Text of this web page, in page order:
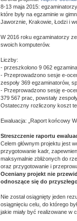
8-13 maja 2015:
które były na egzaminie w
Jaworznie, Krakowie, Łodzi i
W 2016 roku egzaminatorzy
swoich komputerów.
Liczby:
- przeszkolono 9 062
- Przeprowadzono sesje e-
zespoły 369 egzaminatorów,
- Przeprowadzono sesję e-
379 567 prac, powstały
Ostateczny rozliczony koszt
Ewaluacja: „Raport końcowy
Streszczenie raportu
Celem głównym projektu jest
przygotowanie kadr,
maksymalnie zbliżonych do
oraz przygotowanie i
Oceniany projekt nie
odnoszące się do
Nie został osiągnięty jeden
osiągnięciu celu, do którego
jakie miały być realizowane w